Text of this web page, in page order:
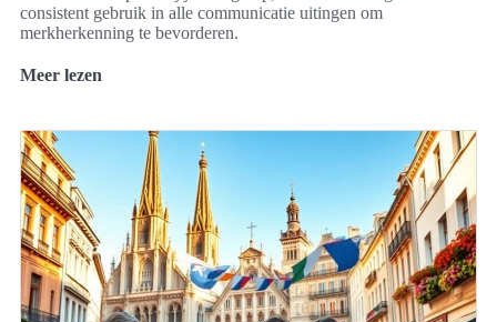
consistent gebruik in alle communicatie uitingen om
merkherkenning te bevorderen.
Meer lezen